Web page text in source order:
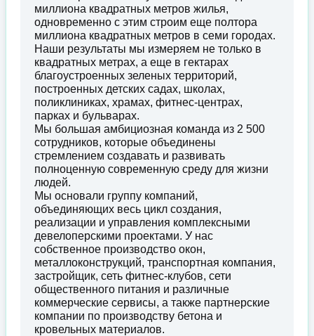
миллиона квадратных метров жилья,
одновременно с этим строим еще полтора
миллиона квадратных метров в семи городах.
Наши результаты мы измеряем не только в
квадратных метрах, а еще в гектарах
благоустроенных зеленых территорий,
построенных детских садах, школах,
поликлиниках, храмах, фитнес-центрах,
парках и бульварах.
Мы большая амбициозная команда из 2 500
сотрудников, которые объединены
стремлением создавать и развивать
полноценную современную среду для жизни
людей.
Мы основали группу компаний,
объединяющих весь цикл создания,
реализации и управления комплексными
девелоперскими проектами. У нас
собственное производство окон,
металлоконструкций, транспортная компания,
застройщик, сеть фитнес-клубов, сети
общественного питания и различные
коммерческие сервисы, а также партнерские
компании по производству бетона и
кровельных материалов.